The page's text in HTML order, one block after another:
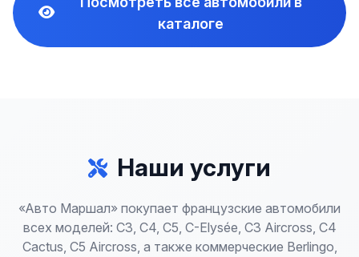
каталоге
Наши услуги
«Авто Маршал» покупает французские автомобили
всех моделей: C3, C4, C5, C-Elysée, C3 Aircross, C4
Cactus, C5 Aircross, а также коммерческие Berlingo,